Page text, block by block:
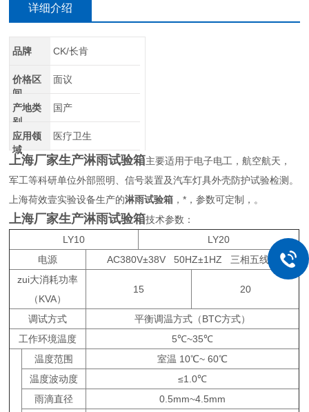
详细介绍
品牌 CK/长肯
价格区
间
面议
产地类
别
国产
应用领
域
医疗卫生
上海厂家生产淋雨试验箱主要适用于电子电工，航空航天，
军工等科研单位外部照明、信号装置及汽车灯具外壳防护试验检测。
上海荷效壹实验设备生产的淋雨试验箱 ，*，参数可定制，。
上海厂家生产淋雨试验箱技术参数：
LY10
LY20
电源
AC380V±38V 50HZ±1HZ 三相五线制
zui大消耗功率
（KVA）
15 20
调试方式
平衡调温方式（BTC方式）
工作环境温度
5℃~35℃
温度范围
室温 10℃~ 60℃
温度波动度
≤1.0℃
雨滴直径
0.5mm~4.5mm